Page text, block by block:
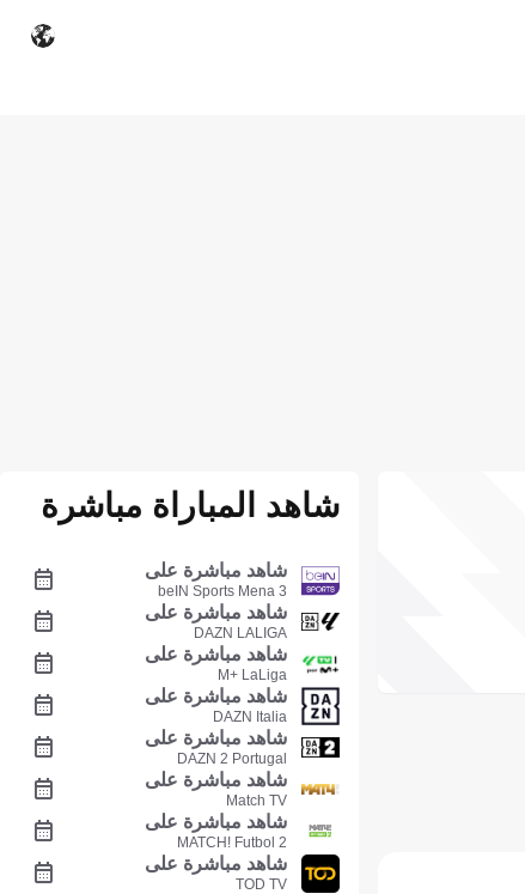
شاهد المباراة مباشرة
شاهد مباشرة على
beIN Sports Mena 3
شاهد مباشرة على
DAZN LALIGA
شاهد مباشرة على
M+ LaLiga
شاهد مباشرة على
DAZN Italia
شاهد مباشرة على
DAZN 2 Portugal
شاهد مباشرة على
Match TV
شاهد مباشرة على
MATCH! Futbol 2
شاهد مباشرة على
TOD TV